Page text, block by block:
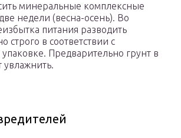
минеральные комплексные
недели (весна-осень). Во
питания разводить
строго в соответствии с
Предварительно грунт в
увлажнить.